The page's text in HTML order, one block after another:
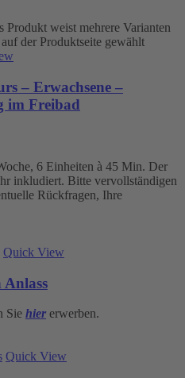
Produkt weist mehrere Varianten
der Produktseite gewählt
– Erwachsene –
im Freibad
6 Einheiten à 45 Min. Der
inkludiert. Bitte vervollständigen
Rückfragen, Ihre
Quick View
Anlass
Sie hier erwerben.
Quick View